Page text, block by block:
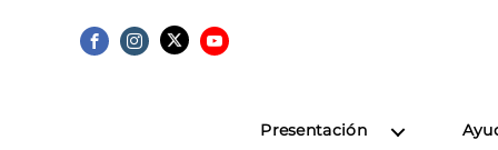
Presentación